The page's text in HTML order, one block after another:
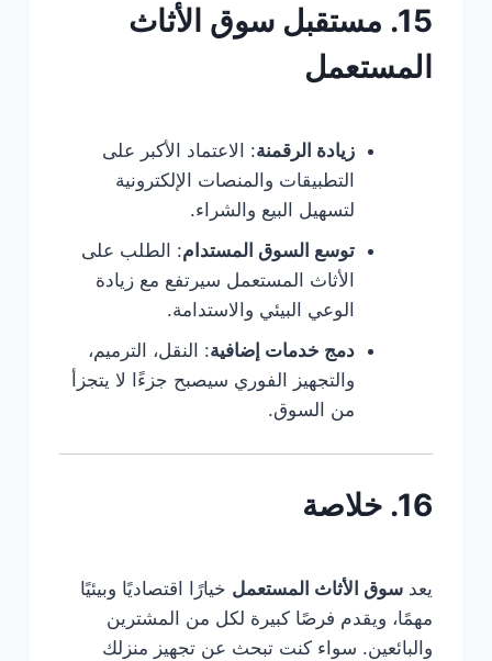
15. مستقبل سوق الأثاث
المستعمل
زيادة الرقمنة: الاعتماد الأكبر على
التطبيقات والمنصات الإلكترونية
لتسهيل البيع والشراء.
توسع السوق المستدام: الطلب على
الأثاث المستعمل سيرتفع مع زيادة
الوعي البيئي والاستدامة.
دمج خدمات إضافية: النقل، الترميم،
والتجهيز الفوري سيصبح جزءًا لا يتجزأ
من السوق.
16. خلاصة
يعد سوق الأثاث المستعمل خيارًا اقتصاديًا وبيئيًا
مهمًا، ويقدم فرصًا كبيرة لكل من المشترين
والبائعين. سواء كنت تبحث عن تجهيز منزلك